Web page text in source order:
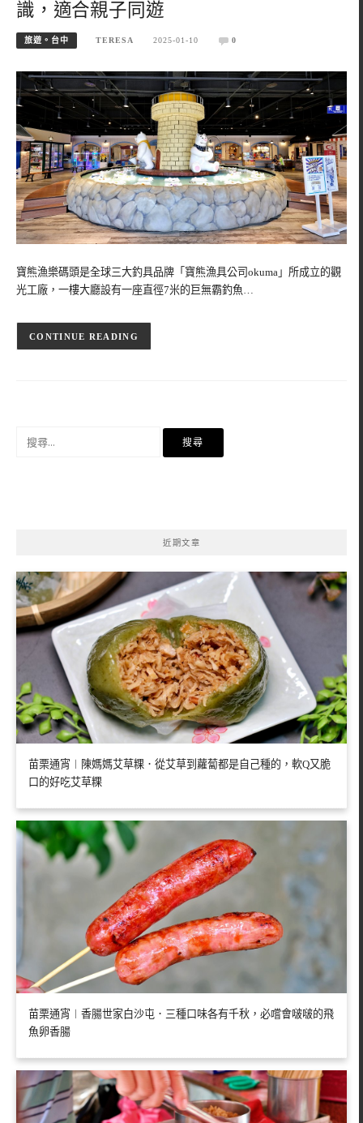
識，適合親子同遊
旅遊。台中 TERESA 2025-01-10 0
寶熊漁樂碼頭是全球三大釣具品牌「寶熊漁具公司okuma」所成立的觀
光工廠，一樓大廳設有一座直徑7米的巨無霸釣魚…
CONTINUE READING
近期文章
苗栗通宵︱陳媽媽艾草粿．從艾草到蘿蔔都是自己種的，軟Q又脆
口的好吃艾草粿
苗栗通宵︱香腸世家白沙屯．三種口味各有千秋，必嚐會啵啵的飛
魚卵香腸